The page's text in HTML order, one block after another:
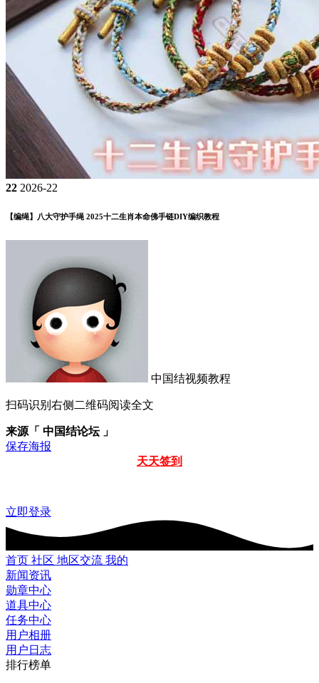
22 2026-22
【编绳】八大守护手绳 2025十二生肖本命佛手链DIY编织教程
中国结视频教程
扫码识别右侧二维码阅读全文
来源「 中国结论坛 」
保存海报
天天签到
立即登录
首页 社区 地区交流 我的
新闻资讯
勋章中心
道具中心
任务中心
用户相册
用户日志
排行榜单